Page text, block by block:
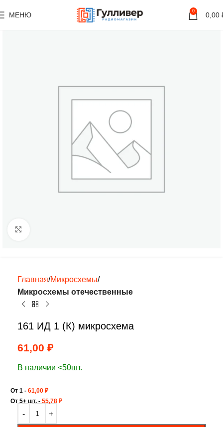
МЕНЮ 0 0,00
Главная Микросхемы
Микросхемы отечественные
161 ИД 1 (К) микросхема
61,00 ₽
В наличии <50шт.
От 1 - 61,00 ₽
От 5+ шт. - 55,78 ₽